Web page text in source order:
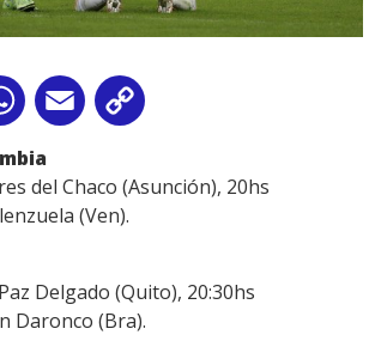
WhatsApp
Email
del Chaco (Asunción), 20hs
(Ven).
Delgado (Quito), 20:30hs
Daronco (Bra).